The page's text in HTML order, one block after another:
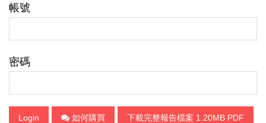
帳號
密碼
Login 如何購買 下載完整報告檔案 1.20MB PDF